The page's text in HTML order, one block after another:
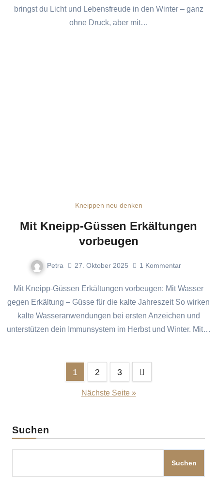
bringst du Licht und Lebensfreude in den Winter – ganz
ohne Druck, aber mit…
Kneippen neu denken
Mit Kneipp-Güssen Erkältungen
vorbeugen
Petra 27. Oktober 2025 1 Kommentar
Mit Kneipp-Güssen Erkältungen vorbeugen: Mit Wasser
gegen Erkältung – Güsse für die kalte Jahreszeit So wirken
kalte Wasseranwendungen bei ersten Anzeichen und
unterstützen dein Immunsystem im Herbst und Winter. Mit…
Seitennummerierung
1 2 3
Nächste Seite »
Suchen
Suchen